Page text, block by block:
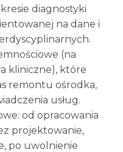
diagnostyki
na dane i
(na
kliniczne), które
remontu ośrodka,
usług.
od opracowania
projektowanie,
po uwolnienie